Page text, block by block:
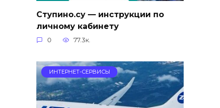
Ступино.су — инструкции по
личному кабинету
0 77.3к.
ИНТЕРНЕТ-СЕРВИСЫ